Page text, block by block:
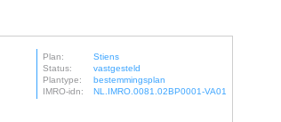
Plan:
Stiens
Status:
vastgesteld
Plantype:
bestemmingsplan
IMRO-idn:
NL.IMRO.0081.02BP0001-VA01